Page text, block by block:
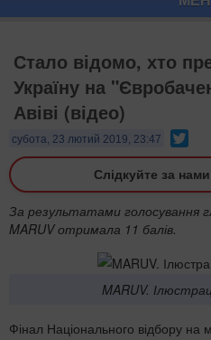
Стало відомо, хто
Україну на
Авіві (відео)
субота, 23 лютий 2019, 23:47
Слідкуйте за нами
За результатами голосування
MARUV отримала 11 балів.
MARUV.
Фінал Національного відбору на